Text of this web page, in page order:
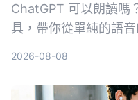
ChatGPT 可以朗讀嗎
具，帶你從單純的語
2026-08-08